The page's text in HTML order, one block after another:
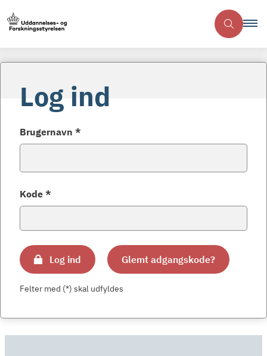
Log ind
Brugernavn *
Kode *
Log ind Glemt adgangskode?
Felter med (*) skal udfyldes